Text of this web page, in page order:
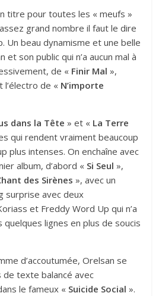
titre pour toutes les « meufs »
grand nombre il faut le dire
Un beau dynamisme et une belle
son public qui n’a aucun mal à
de « Finir Mal »,
l’électro de « N’importe
dans la Tête » et « La Terre
qui rendent vraiment beaucoup
plus intenses. On enchaîne avec
album, d’abord « Si Seul »,
des Sirènes », avec un
surprise avec deux
et Freddy Word Up qui n’a
lignes en plus de soucis
d’accoutumée, Orelsan se
de texte balancé avec
le fameux « Suicide Social ».